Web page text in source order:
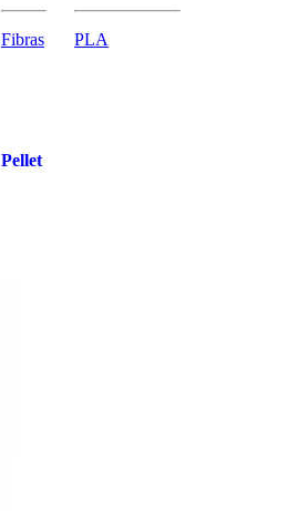
Fibras PLA
Pellet